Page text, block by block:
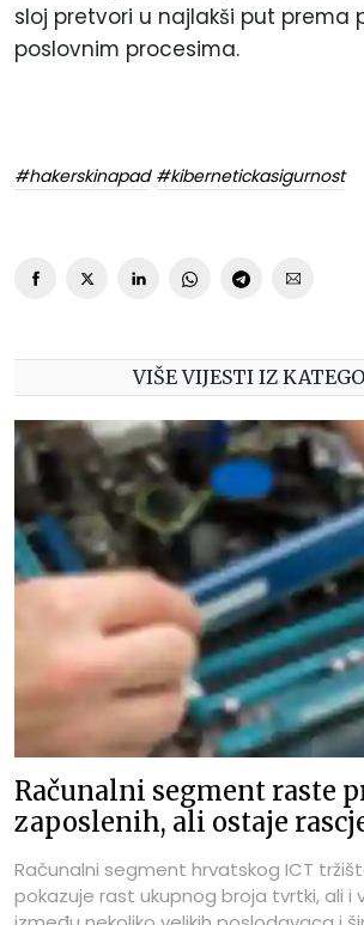
sloj pretvori u najlakši put prema
poslovnim procesima.
#hakerskinapad #kibernetickasigurnost
VIŠE VIJESTI IZ
Računalni segment raste
zaposlenih, ali ostaje
Računalni segment hrvatskog ICT
pokazuje rast ukupnog broja tvrtki, ali i